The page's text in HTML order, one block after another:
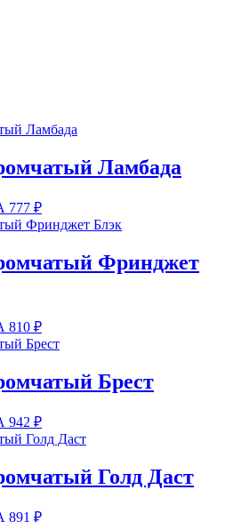
Ламбада
777 ₽
Фринджет
810 ₽
Брест
942 ₽
Голд Даст
891 ₽